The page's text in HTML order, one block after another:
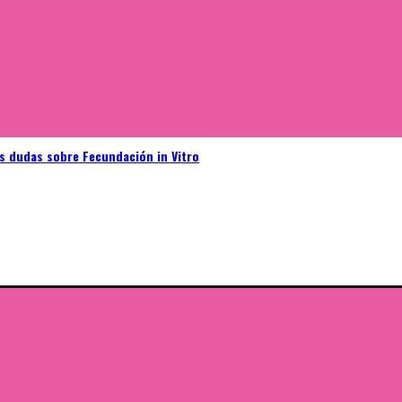
dudas sobre Fecundación in Vitro